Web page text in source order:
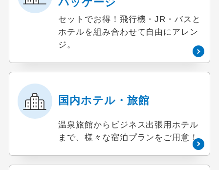
セットでお得！飛行機・JR・バスと
ホテルを組み合わせて自由にアレン
ジ。
国内ホテル・旅館
温泉旅館からビジネス出張用ホテル
まで、様々な宿泊プランをご用意！